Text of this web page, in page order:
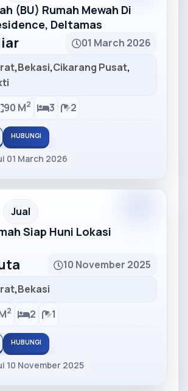
(BU) Rumah Mewah Di
Deltamas
01 March 2026
,Bekasi,Cikarang Pusat,
90 M2 3 2
HUBUNGI
01 March 2026
Jual
Siap Huni Lokasi
10 November 2025
,Bekasi
2 2 1
HUBUNGI
10 November 2025